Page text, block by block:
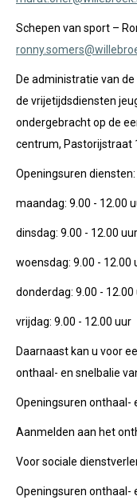
Schepen van sport –
De administratie van
de vrijetijdsdiensten
ondergebracht op de
centrum, Pastorijstraat
Openingsuren diensten:
maandag: 9.00 - 12.00
dinsdag: 9.00 - 12.00 uur
woensdag: 9.00 - 12.00
donderdag: 9.00 -
vrijdag: 9.00 - 12.00 uur
Daarnaast kan u voor
onthaal- en snelbalie
Openingsuren onthaal-
Aanmelden aan het
Voor sociale
Openingsuren onthaal-